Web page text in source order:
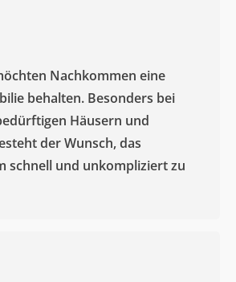
Nachkommen eine
behalten. Besonders bei
Häusern und
der Wunsch, das
schnell und unkompliziert zu